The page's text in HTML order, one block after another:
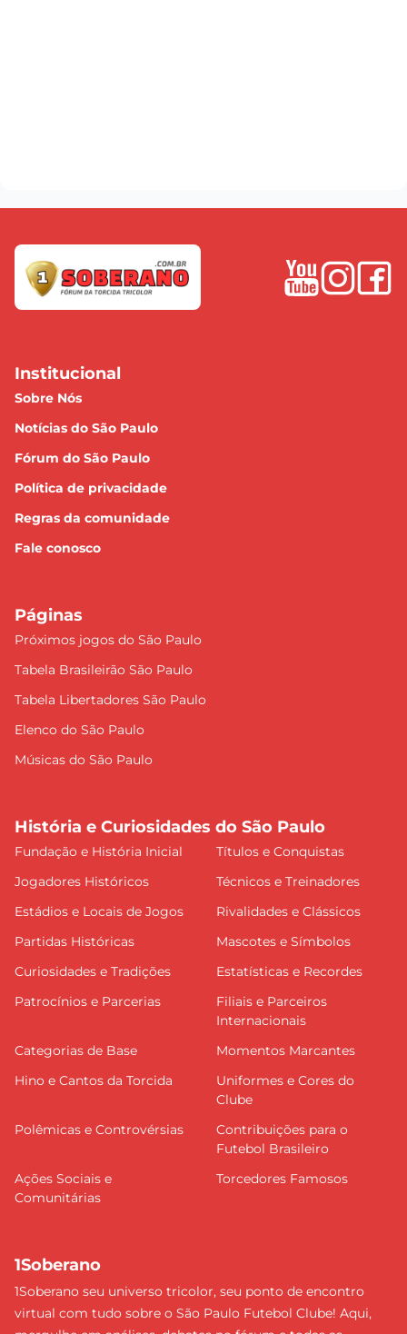
Institucional
Sobre Nós
Notícias do São Paulo
Fórum do São Paulo
Política de privacidade
Regras da comunidade
Fale conosco
Páginas
Próximos jogos do São Paulo
Tabela Brasileirão São Paulo
Tabela Libertadores São Paulo
Elenco do São Paulo
Músicas do São Paulo
História e Curiosidades do São Paulo
Fundação e História Inicial
Títulos e Conquistas
Jogadores Históricos
Técnicos e Treinadores
Estádios e Locais de Jogos
Rivalidades e Clássicos
Partidas Históricas
Mascotes e Símbolos
Curiosidades e Tradições
Estatísticas e Recordes
Patrocínios e Parcerias
Filiais e Parceiros
Internacionais
Categorias de Base
Momentos Marcantes
Hino e Cantos da Torcida
Uniformes e Cores do
Clube
Polêmicas e Controvérsias
Contribuições para o
Futebol Brasileiro
Ações Sociais e
Comunitárias
Torcedores Famosos
1Soberano
1Soberano seu universo tricolor, seu ponto de encontro
virtual com tudo sobre o São Paulo Futebol Clube! Aqui,